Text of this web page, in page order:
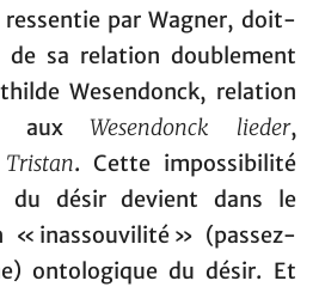
par Wagner, doit-
de sa relation doublement
Wesendonck, relation
aux Wesendonck lieder,
Tristan. Cette impossibilité
du désir devient dans le
« inassouvilité » (passez-
ontologique du désir. Et